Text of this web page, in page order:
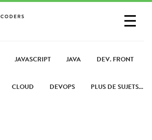
☰
PARTAGER UN LIEN
JAVASCRIPT JAVA DEV. FRONT
CLOUD DEVOPS PLUS DE SUJETS...